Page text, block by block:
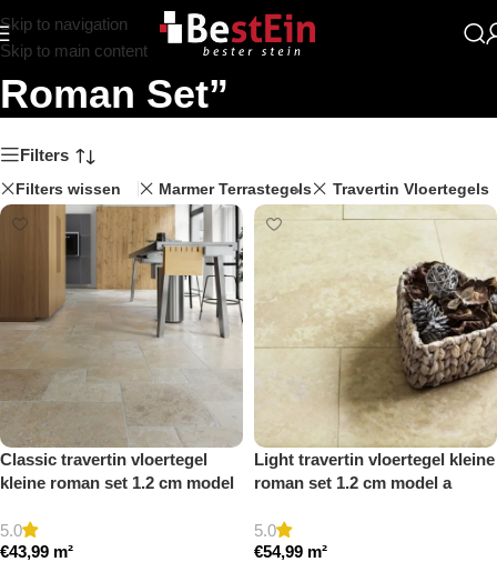
Skip to navigation
Skip to main content
Zoekresultaten: “Kleine
Roman Set”
Filters
Filters wissen Marmer Terrastegels Travertin Vloertegels
Classic travertin vloertegel
kleine roman set 1.2 cm model
5.0
€43,99 m²
Light travertin vloertegel kleine
roman set 1.2 cm model a
5.0
€54,99 m²